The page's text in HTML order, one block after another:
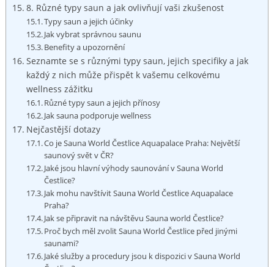
8. Různé typy saun a ⁢jak ovlivňují vaši zkušenost
Typy ⁤saun a jejich účinky
Jak vybrat⁤ správnou ‌saunu
Benefity‌ a‍ upozornění
Seznamte ‌se s různými typy saun, ​jejich specifiky ⁣a jak
každý⁢ z⁤ nich‌ může přispět⁣ k vašemu celkovému
wellness zážitku
Různé typy saun⁢ a jejich ​přínosy
Jak sauna podporuje wellness
Nejčastější ​dotazy
Co je ⁤Sauna​ World Čestlice Aquapalace‍ Praha: Největší
saunový‌ svět ‌v ČR?
Jaké jsou hlavní‍ výhody saunování ‍v Sauna World
⁣Čestlice?
Jak⁢ mohu‌ navštívit Sauna World Čestlice Aquapalace
Praha?
Jak se připravit⁣ na návštěvu Sauna world ​Čestlice?
Proč bych měl ​zvolit Sauna World ⁢Čestlice před jinými
saunami?
Jaké‌ služby​ a​ procedury​ jsou k⁤ dispozici⁤ v‍ Sauna World